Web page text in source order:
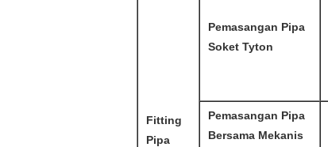
Fitting
Pipa
Pemasangan Pipa
Soket Tyton
Pemasangan Pipa
Bersama Mekanis